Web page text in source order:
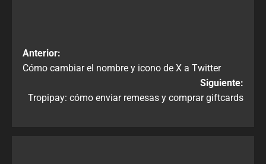
Anterior:
Cómo cambiar el nombre y icono de X a Twitter
Siguiente:
Tropipay: cómo enviar remesas y comprar giftcards